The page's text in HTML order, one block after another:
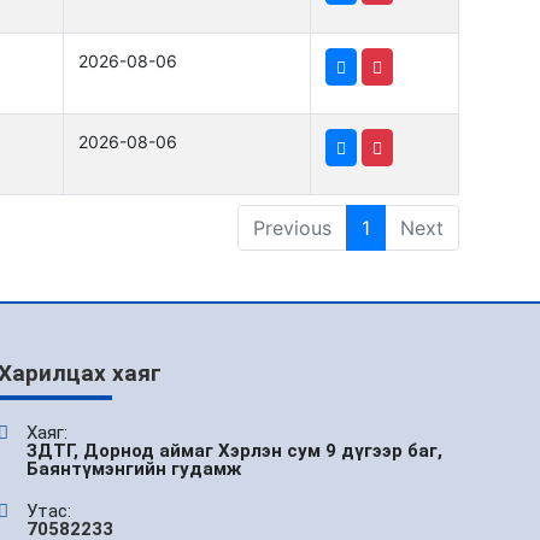
2026-08-06
2026-08-06
Previous 1 Next
хаяг
Хаяг:
ЗДТГ, Дорнод аймаг Хэрлэн сум 9 дүгээр баг,
Баянтүмэнгийн гудамж
Утас:
70582233